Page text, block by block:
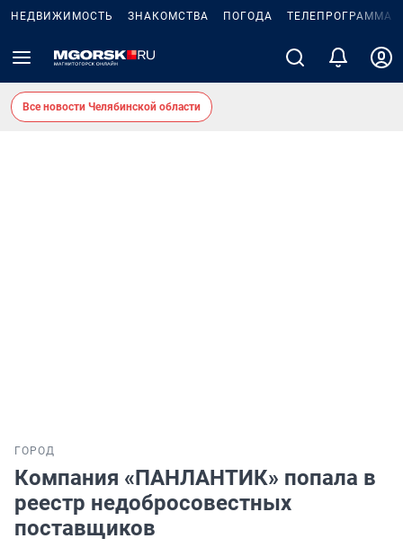
НЕДВИЖИМОСТЬ ЗНАКОМСТВА ПОГОДА ТЕЛЕПРОГРАММА
Все новости Челябинской области
ГОРОД
Компания «ПАНЛАНТИК» попала в
реестр недобросовестных
поставщиков